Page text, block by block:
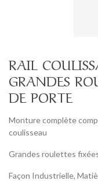
RAIL
GRANDES
DE PORTE
Monture complète
coulisseau
Grandes roulettes
Façon Industrielle,